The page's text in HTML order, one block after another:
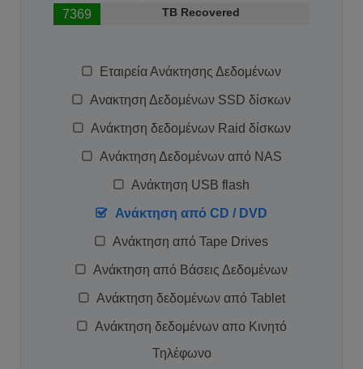
7369 TB Recovered
Εταιρεία Ανάκτησης Δεδομένων
Ανακτηση Δεδομένων SSD δίσκων
Ανάκτηση δεδομένων Raid δίσκων
Ανάκτηση Δεδομένων από NAS
Ανάκτηση USB flash
Ανάκτηση από CD / DVD
Ανάκτηση από Tape Drives
Ανάκτηση από Βάσεις Δεδομένων
Ανάκτηση δεδομένων από Tablet
Ανάκτηση δεδομένων απο Κινητό
Τηλέφωνο